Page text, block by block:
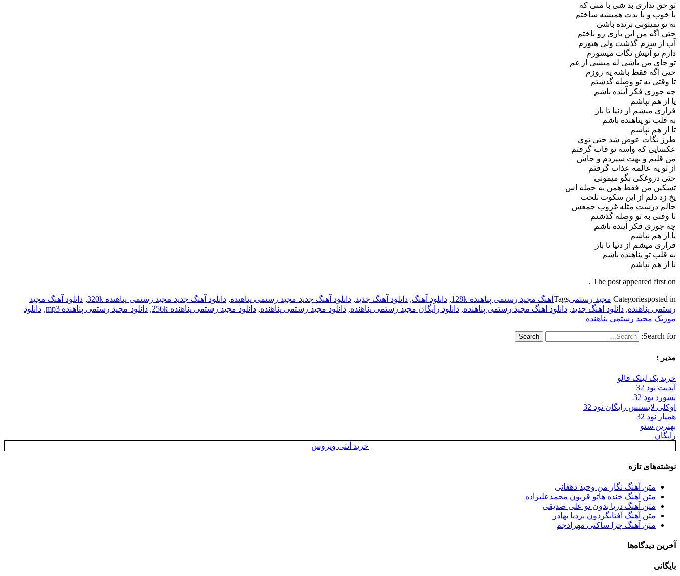
تو حق نداری بد شی با منی که
با خوب و با بدت همیشه ساختم
نه تو نمیتونی برنده باشی
حتی اگه من این بازی رو باختم
آب از سرم گذشت ولی هنوزم
دارم تو آتیش نگات میسوزم
تو جای من باشی له میشی از غم
حتی اگه فقط باشه یه روزم
تا وقتی به تو وصله گذشتم
چه جوری فکر آینده باشم
یا از هم نپاشم
فراری میشم از دنیا تا باز
به قلب تو پناهنده باشم
تا از هم نپاشم
طرز نگات عوض شد حتی توی
عکسایی که واسه تو قاب گرفتم
من قلبم و بهت سپردم و جاش
از تو یه عالمه عذاب گرفتم
حتی دروغکی بگو میمونی
تسکین من فقط همن یه جمله اس
یخ زد دلم از این سکوت تلخت
حالم درست مثله غروب جمعس
تا وقتی به تو وصله گذشتم
چه جوری فکر آینده باشم
یا از هم نپاشم
فراری میشم از دنیا تا باز
به قلب تو پناهنده باشم
تا از هم نپاشم
The post appeared first on .
Categoriesposted in مجید رستمیTags اهنگ مجید رستمی پناهنده 128k , دانلود آهنگ, دانلود آهنگ جدید, دانلود آهنگ جدید مجید رستمی پناهنده, دانلود آهنگ جدید مجید رستمی پناهنده 320k , دانلود آهنگ مجید
رستمی پناهنده, دانلود اهنگ جدید, دانلود اهنگ مجید رستمی پناهنده, دانلود رایگان مجید رستمی پناهنده, دانلود مجید رستمی پناهنده, دانلود مجید رستمی پناهنده 256k , دانلود مجید رستمی پناهنده mp3 , دانلود
موزیک مجید رستمی پناهنده
Search for:
مدیر :
خرید بک لینک فالو
آپدیت نود 32
پسورد نود 32
اوکلی لایسنس رایگان نود 32
همیار نود 32
بهترین سئو
رایگان
خرید آنتی ویروس
نوشته‌های تازه
متن آهنگ نگار من وحید دهقانی
متن آهنگ خنده هاتو قربون محمدعلیزاده
متن آهنگ دریا بدون تو علی صدیقی
متن آهنگ آفتابگردون بردیا بهادر
متن آهنگ چرا ساکتی مهرادجم
آخرین دیدگاه‌ها
بایگانی